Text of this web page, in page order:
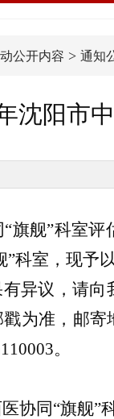
公开内容 > 通知
沈阳市
旗舰”科室
科室，现予
异议，请
为准，邮
。
协同“旗舰”